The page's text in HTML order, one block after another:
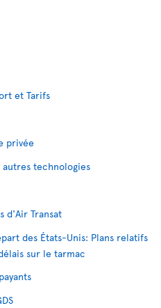
et Tarifs
privée
technologies
d'Air Transat
des États-Unis: Plans relatifs
sur le tarmac